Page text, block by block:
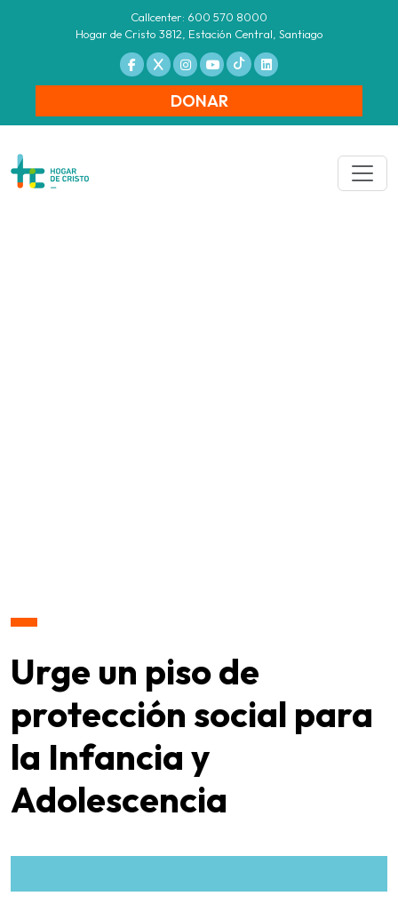
Callcenter: 600 570 8000
Hogar de Cristo 3812, Estación Central, Santiago
DONAR
Urge un piso de
protección social para
la Infancia y
Adolescencia